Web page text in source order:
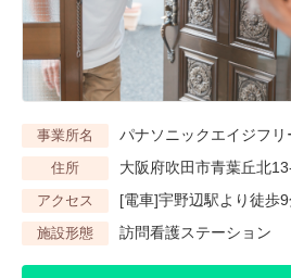
事業所名 パナソニックエイジフ
住所 大阪府吹田市青葉丘北
アクセス [電車]宇野辺駅より徒歩
施設形態 訪問看護ステーション